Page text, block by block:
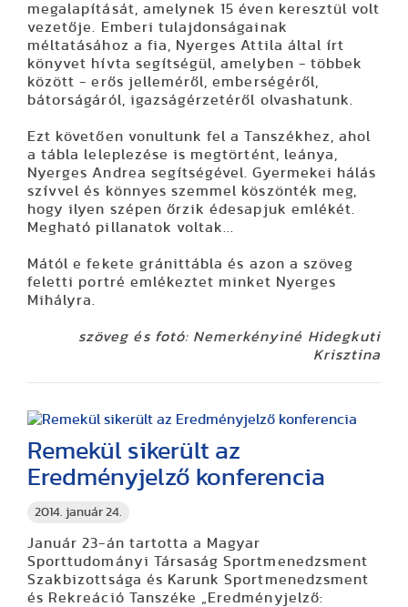
megalapítását, amelynek 15 éven keresztül volt
vezetője. Emberi tulajdonságainak
méltatásához a fia, Nyerges Attila által írt
könyvet hívta segítségül, amelyben - többek
között - erős jelleméről, emberségéről,
bátorságáról, igazságérzetéről olvashatunk.
Ezt követően vonultunk fel a Tanszékhez, ahol
a tábla leleplezése is megtörtént, leánya,
Nyerges Andrea segítségével. Gyermekei hálás
szívvel és könnyes szemmel köszönték meg,
hogy ilyen szépen őrzik édesapjuk emlékét.
Megható pillanatok voltak...
Mától e fekete gránittábla és azon a szöveg
feletti portré emlékeztet minket Nyerges
Mihályra.
szöveg és fotó: Nemerkényiné Hidegkuti
Krisztina
2014. január 24.
Remekül sikerült az
Eredményjelző konferencia
Január 23-án tartotta a Magyar
Sporttudományi Társaság Sportmenedzsment
Szakbizottsága és Karunk Sportmenedzsment
és Rekreáció Tanszéke „Eredményjelző: